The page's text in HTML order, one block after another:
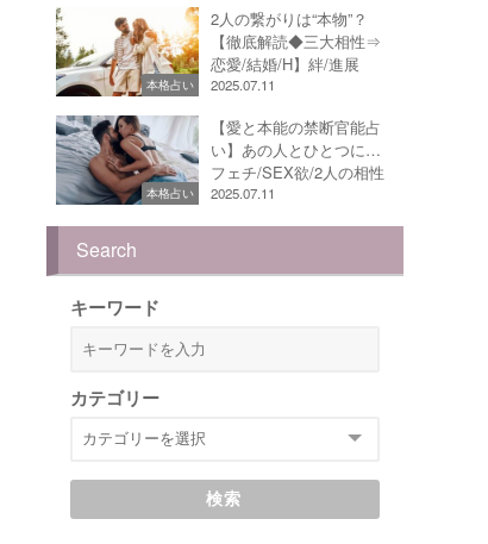
本格占い
2人の繋がりは“本物”？
【徹底解読◆三大相性⇒
恋愛/結婚/H】絆/進展
2025.07.11
本格占い
【愛と本能の禁断官能占
い】あの人とひとつに…
フェチ/SEX欲/2人の相性
2025.07.11
Search
キーワード
カテゴリー
検索